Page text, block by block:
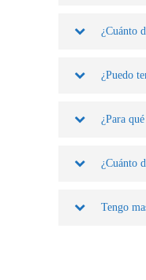
¿Cuánto
¿Puedo
¿Para
¿Cuánto
Tengo